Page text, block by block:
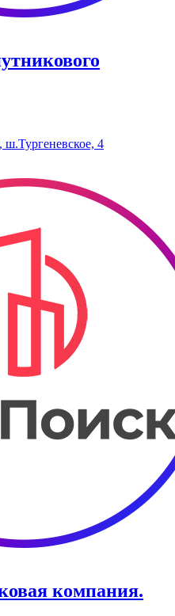
4
компания.